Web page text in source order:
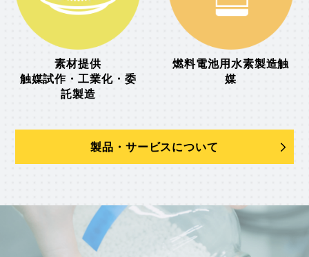
素材提供
触媒試作・工業化・委
託製造
燃料電池用水素製造触
媒
製品・サービスについて